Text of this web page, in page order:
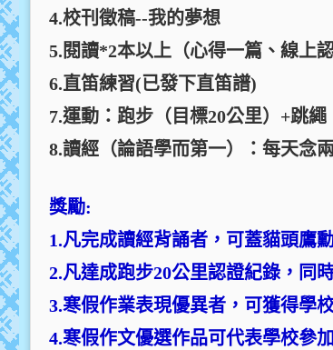
4.校刊徵稿--我的夢想
5.閱讀*2本以上（心得一篇、線上
6.直笛練習(已發下直笛譜)
7.運動：跑步（目標20公里）+跳繩
8.讀經（論語學而第一）：每天念
獎勵:
1.凡完成讀經背誦者，可蓋貓頭鷹
2.凡達成跑步20公里認證紀錄，同
3.寒假作業表現優異者，可獲得學
4.寒假作文優選作品可代表學校參